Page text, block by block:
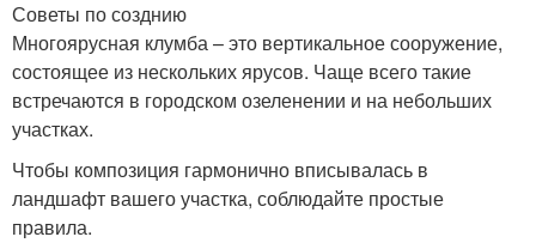
Советы по созднию
Многоярусная клумба – это вертикальное сооружение,
состоящее из нескольких ярусов. Чаще всего такие
встречаются в городском озеленении и на небольших
участках.
Чтобы композиция гармонично вписывалась в
ландшафт вашего участка, соблюдайте простые
правила.